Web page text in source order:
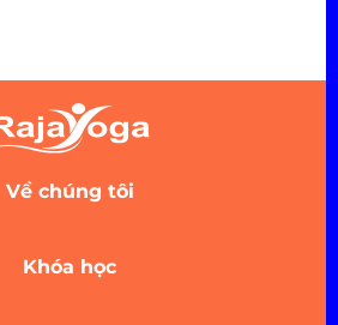
Về chúng tôi
Khóa học